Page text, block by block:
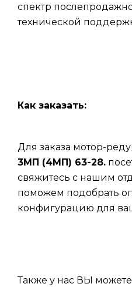
спектр
технической
Как заказать:
Для заказа мотор-
3МП (4МП) 63-28.
свяжитесь с нашим
поможем подобрать
конфигурацию для
Также у нас ВЫ